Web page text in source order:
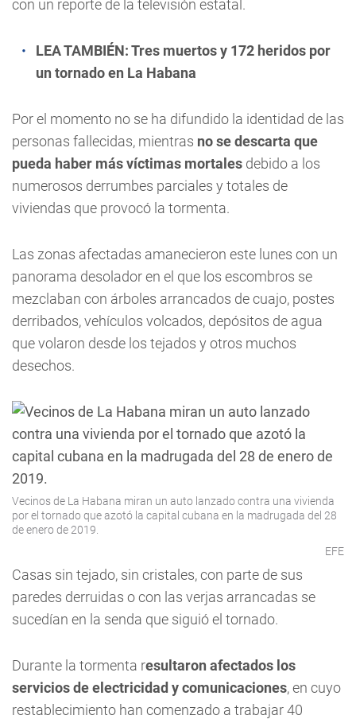
con un reporte de la televisión estatal.
LEA TAMBIÉN:Tres muertos y 172 heridos por
un tornado en La Habana
Por el momento no se ha difundido la identidad de las
personas fallecidas, mientras no se descarta que
pueda haber más víctimas mortales debido a los
numerosos derrumbes parciales y totales de
viviendas que provocó la tormenta.
Las zonas afectadas amanecieron este lunes con un
panorama desolador en el que los escombros se
mezclaban con árboles arrancados de cuajo, postes
derribados, vehículos volcados, depósitos de agua
que volaron desde los tejados y otros muchos
desechos.
Vecinos de La Habana miran un auto lanzado contra una vivienda
por el tornado que azotó la capital cubana en la madrugada del 28
de enero de 2019.
EFE
Casas sin tejado, sin cristales, con parte de sus
paredes derruidas o con las verjas arrancadas se
sucedían en la senda que siguió el tornado.
Durante la tormenta resultaron afectados los
servicios de electricidad y comunicaciones, en cuyo
restablecimiento han comenzado a trabajar 40